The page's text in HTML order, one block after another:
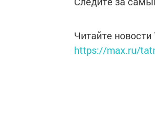
Читайте
https://max.ru/